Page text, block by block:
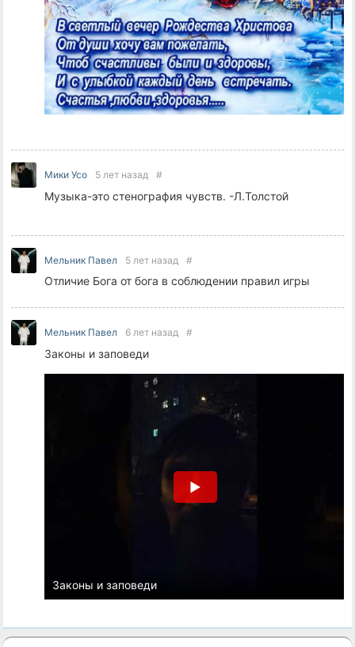
Мики Усо 5 лет назад #
Музыка-это стенография чувств. -Л.Толстой
Мельник Павел 5 лет назад #
Отличие Бога от бога в соблюдении правил игры
Мельник Павел 6 лет назад #
Законы и заповеди
Законы и заповеди